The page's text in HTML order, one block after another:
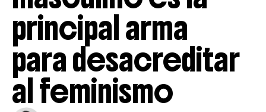
principal arma
para desacreditar
al feminismo